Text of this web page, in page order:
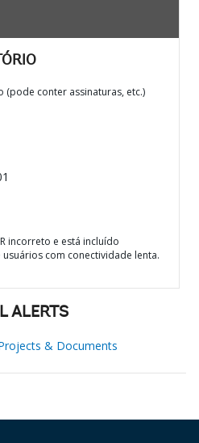
conter assinaturas, etc.)
incorreto e está incluído
com conectividade lenta.
ALERTS
& Documents